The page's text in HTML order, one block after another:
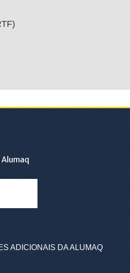
ADICIONAIS DA ALUMAQ